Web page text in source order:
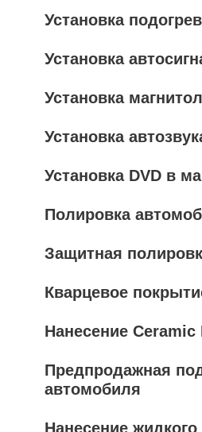
Установка
Установка
Установка
Установка
Установка DVD в
Полировка
Защитная
Кварцевое
Нанесение Ceramic
Предпродажная
автомобиля
Нанесение жидкого